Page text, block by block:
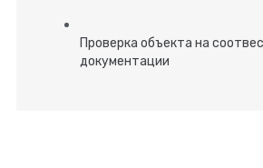
Проверка объекта на
документации